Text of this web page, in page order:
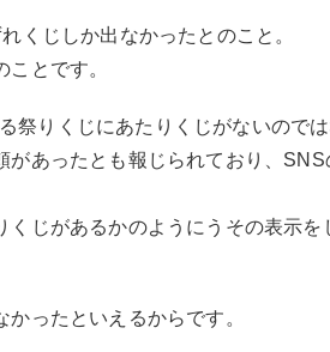
くじしか出なかったとのこと。
とです。
祭りくじにあたりくじがないので
あったとも報じられており、
じがあるかのようにうその表示
ったといえるからです。